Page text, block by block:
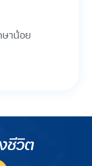
าน้อย
ชีวิต